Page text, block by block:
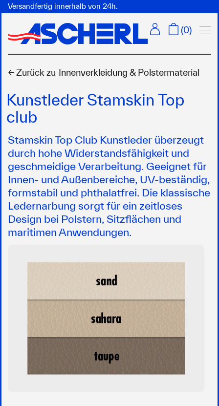
Versandfertig innerhalb von 24h.
(0)
← Zurück zu Innenverkleidung & Polstermaterial
Kunstleder Stamskin Top
club
Stamskin Top Club Kunstleder überzeugt
durch hohe Widerstandsfähigkeit und
geschmeidige Verarbeitung. Geeignet für
Innen- und Außenbereiche, UV-beständig,
formstabil und phthalatfrei. Die klassische
Ledernarbung sorgt für ein zeitloses
Design bei Polstern, Sitzflächen und
maritimen Anwendungen.